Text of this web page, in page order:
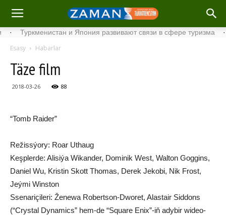
Туркменистан и Япония развивают связи в сфере туризма ·
Esasy Habarlar
Täze film
2018-03-26 88
“Tomb Raider”
Režissýory: Roar Uthaug
Keşplerde: Alisiýa Wikander, Dominik West, Walton Goggins,
Daniel Wu, Kristin Skott Thomas, Derek Jekobi, Nik Frost,
Jeými Winston
Ssenariçileri: Ženewa Robertson-Dworet, Alastair Siddons
(“Crystal Dynamics” hem-de “Square Enix”-iň adybir wideo-